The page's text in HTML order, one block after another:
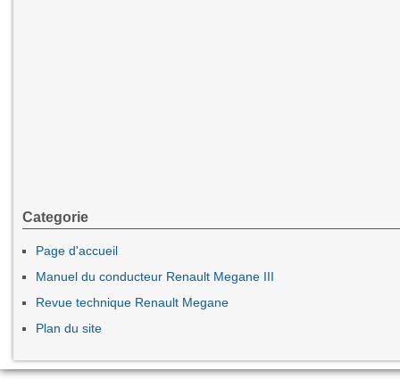
Categorie
Page d'accueil
Manuel du conducteur Renault Megane III
Revue technique Renault Megane
Plan du site